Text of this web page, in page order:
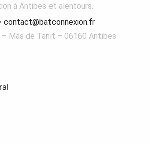
à Antibes et alentours.
• contact@batconnexion.fr
Mas de Tanit – 06160 Antibes